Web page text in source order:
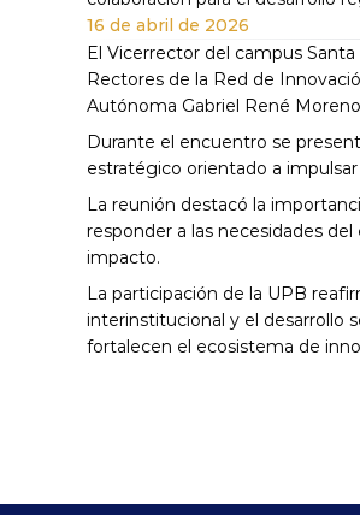
16 de abril de 2026
El Vicerrector del campus
Rectores de la Red de
Autónoma Gabriel René
Durante el encuentro se
estratégico orientado a
La reunión destacó la
responder a las necesidades
impacto.
La participación de la UPB
interinstitucional y el desarrollo
fortalecen el ecosistema de